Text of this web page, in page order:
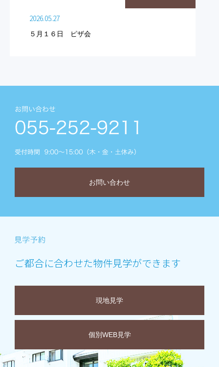
2026.05.27
５月１６日 ピザ会
お問い合わせ
ご都合に合わせた物件見学ができます
現地見学
個別WEB見学